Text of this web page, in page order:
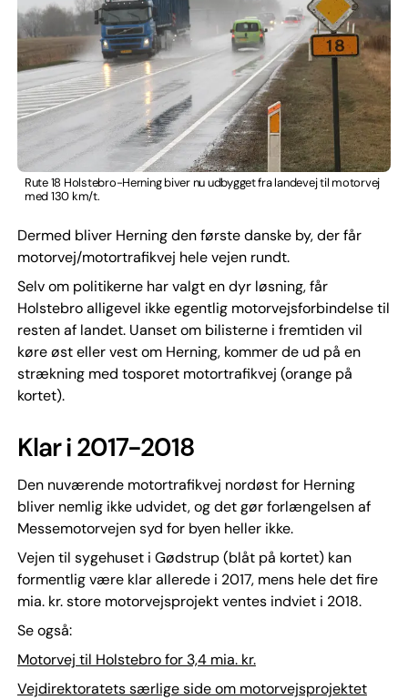
Rute 18 Holstebro-Herning biver nu udbygget fra landevej til motorvej
med 130 km/t.
Dermed bliver Herning den første danske by, der får
motorvej/motortrafikvej hele vejen rundt.
Selv om politikerne har valgt en dyr løsning, får
Holstebro alligevel ikke egentlig motorvejsforbindelse til
resten af landet. Uanset om bilisterne i fremtiden vil
køre øst eller vest om Herning, kommer de ud på en
strækning med tosporet motortrafikvej (orange på
kortet).
Klar i 2017-2018
Den nuværende motortrafikvej nordøst for Herning
bliver nemlig ikke udvidet, og det gør forlængelsen af
Messemotorvejen syd for byen heller ikke.
Vejen til sygehuset i Gødstrup (blåt på kortet) kan
formentlig være klar allerede i 2017, mens hele det fire
mia. kr. store motorvejsprojekt ventes indviet i 2018.
Se også:
Motorvej til Holstebro for 3,4 mia. kr.
Vejdirektoratets særlige side om motorvejsprojektet